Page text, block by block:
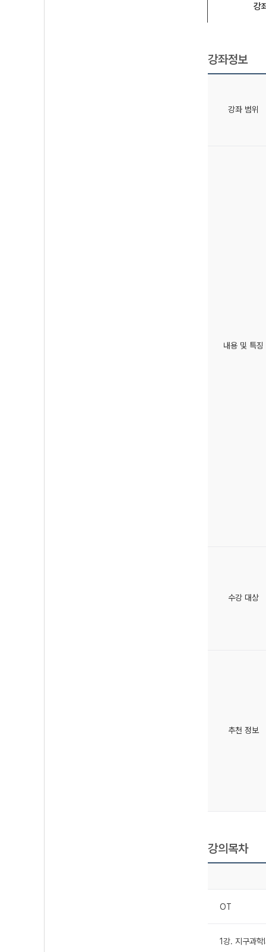
강
강좌정보
강좌 범위
내용 및 특징
수강 대상
추천 정보
강의목차
OT
1강. 지구과학